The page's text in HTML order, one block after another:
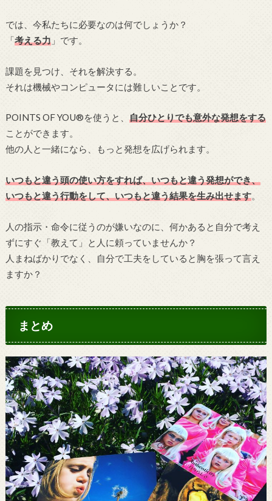
では、今私たちに必要なのは何でしょうか？
「考える力」です。
課題を見つけ、それを解決する。
それは機械やコンピュータには難しいことです。
POINTS OF YOU®を使うと、 自分ひとりでも意外な発想をする
ことができます。
他の人と一緒になら、もっと発想を広げられます。
いつもと違う頭の使い方をすれば、いつもと違う発想ができ、
いつもと違う行動をして、いつもと違う結果を生み出せます。
人の指示・命令に従うのが嫌いなのに、何かあると自分で考え
ずにすぐ「教えて」と人に頼っていませんか？
人まねばかりでなく、自分で工夫をしていると胸を張って言え
ますか？
まとめ